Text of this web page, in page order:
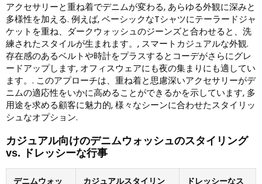
アクセサリーと重ね着でデニムが変わる, あらゆる外観に深みと
多様性を加える. 例えば, ベーシックなTシャツにテーラードジャ
ケットを重ね、ダークウォッシュのジーンズと合わせると、洗
練されたスタイルが生まれます。, スマートカジュアルな外観.
存在感のあるベルトや時計をプラスするとコーデがさらにグレ
ードアップします, オフィスウェアにも夜の集まりにも適してい
ます。. このアプローチは、重ね着と思慮深いアクセサリーがデ
ニムの適応性をいかに高めることができるかを示しています, 多
用途を求める顧客に魅力的, 様々なシーンに合わせたスタイリッ
シュなオプション.
カジュアル向けのデニムウォッシュのスタイリング
vs. ドレッシーな行事
デニムウォッ
カジュアルスタイリン
ドレッシーなス